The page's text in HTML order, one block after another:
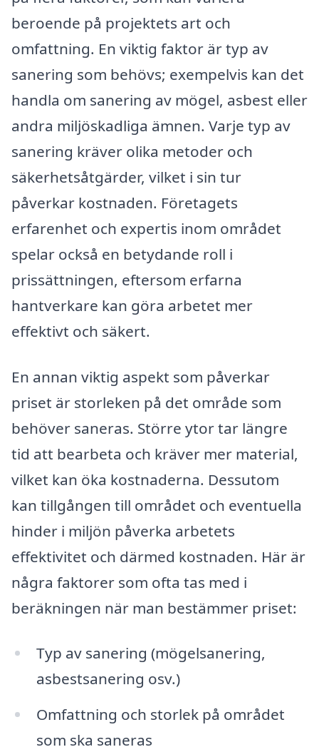
beroende på projektets art och
omfattning. En viktig faktor är typ av
sanering som behövs; exempelvis kan det
handla om sanering av mögel, asbest eller
andra miljöskadliga ämnen. Varje typ av
sanering kräver olika metoder och
säkerhetsåtgärder, vilket i sin tur
påverkar kostnaden. Företagets
erfarenhet och expertis inom området
spelar också en betydande roll i
prissättningen, eftersom erfarna
hantverkare kan göra arbetet mer
effektivt och säkert.
En annan viktig aspekt som påverkar
priset är storleken på det område som
behöver saneras. Större ytor tar längre
tid att bearbeta och kräver mer material,
vilket kan öka kostnaderna. Dessutom
kan tillgången till området och eventuella
hinder i miljön påverka arbetets
effektivitet och därmed kostnaden. Här är
några faktorer som ofta tas med i
beräkningen när man bestämmer priset:
Typ av sanering (mögelsanering,
asbestsanering osv.)
Omfattning och storlek på området
som ska saneras